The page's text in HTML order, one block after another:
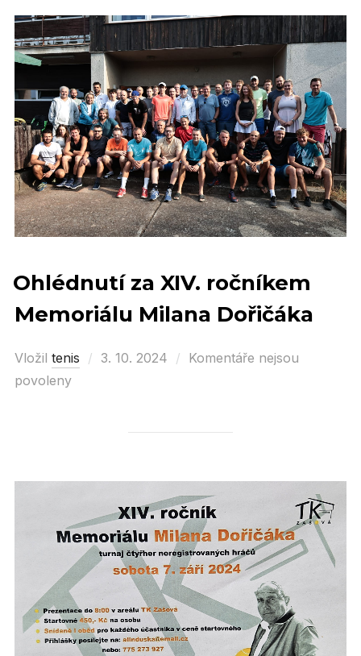
Ohlédnutí za XIV. ročníkem
Memoriálu Milana Dořičáka
Vložil tenis
Posted
3. 10. 2024
Komentáře nejsou
povoleny